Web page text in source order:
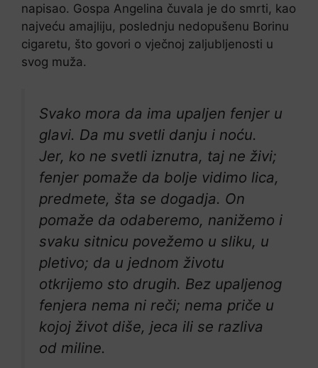
napisao. Gospa Angelina čuvala je do smrti, kao
najveću amajliju, poslednju nedopušenu Borinu
cigaretu, što govori o vječnoj zaljubljenosti u
svog muža.
Svako mora da ima upaljen fenjer u
glavi. Da mu svetli danju i noću.
Jer, ko ne svetli iznutra, taj ne živi;
fenjer pomaže da bolje vidimo lica,
predmete, šta se dogadja. On
pomaže da odaberemo, nanižemo i
svaku sitnicu povežemo u sliku, u
pletivo; da u jednom životu
otkrijemo sto drugih. Bez upaljenog
fenjera nema ni reči; nema priče u
kojoj život diše, jeca ili se razliva
od miline.